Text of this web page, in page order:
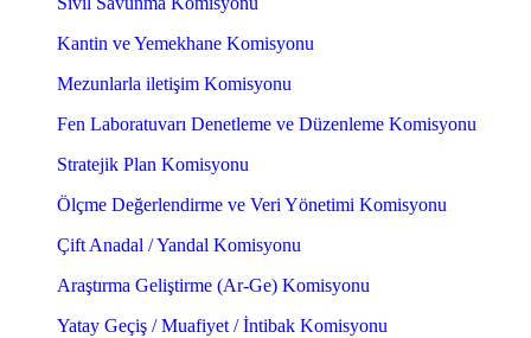
Kantin ve Yemekhane Komisyonu
Mezunlarla iletişim Komisyonu
Fen Laboratuvarı Denetleme ve Düzenleme Komisyonu
Stratejik Plan Komisyonu
Ölçme Değerlendirme ve Veri Yönetimi Komisyonu
Çift Anadal / Yandal Komisyonu
Araştırma Geliştirme (Ar-Ge) Komisyonu
Yatay Geçiş / Muafiyet / İntibak Komisyonu